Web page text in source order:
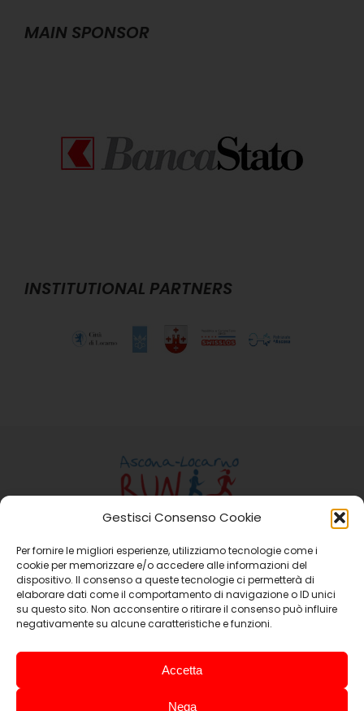
Gestisci Consenso Cookie
Per fornire le migliori esperienze, utilizziamo tecnologie come i
cookie per memorizzare e/o accedere alle informazioni del
dispositivo. Il consenso a queste tecnologie ci permetterà di
elaborare dati come il comportamento di navigazione o ID unici
su questo sito. Non acconsentire o ritirare il consenso può influire
negativamente su alcune caratteristiche e funzioni.
Accetta
Nega
MAIN SPONSOR
INSTITUTIONAL PARTNERS
Ass. Ascona-Locarno Run
Casella Postale 15 6648 Minusio
Email:info@ascona-locarno-run.ch